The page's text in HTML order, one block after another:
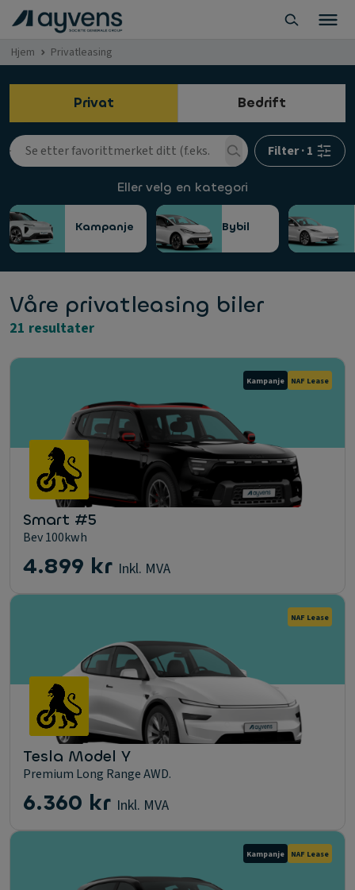
Hjem Privatleasing
Privat Bedrift
Filter·1
Eller velg en kategori
Kampanje Bybil
Våre privatleasing biler
21 resultater
Kampanje NAF Lease
Smart #5
Bev 100kwh
4.899 kr Inkl. MVA
NAF Lease
Tesla Model Y
Premium Long Range AWD.
6.360 kr Inkl. MVA
Kampanje NAF Lease